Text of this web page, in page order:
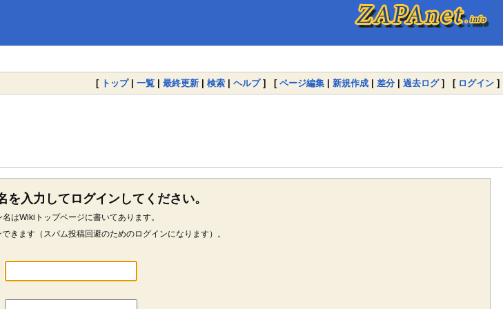
[ トップ| 一覧 | 最終更新 | 検索 | ヘルプ] [ ページ編集 | 新規作成 | 差分 | 過去ログ] [ ログイン ]
を入力してログインしてください。
はWikiトップページに書いてあります。
きます（スパム投稿回避のためのログインになります）。